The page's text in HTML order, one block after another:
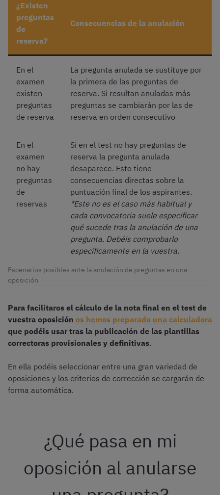
¿Existen
preguntas
de
reserva?
Consecuencias de la anulación
En el
examen
existen
preguntas
de reserva
La pregunta anulada se sustituye por
la primera de las preguntas de
reserva. Si resultan anuladas más
preguntas se cambiarán por las de
reserva en orden consecutivo
En el
examen
no hay
preguntas
de
reservas
Si en el test no hay preguntas de
reserva la pregunta anulada
desaparece. Esto tiene
consecuencias directas sobre la
puntuación final de los aspirantes.
*Este no es el caso más habitual y
cada convocatoria suele especificar
qué sucede tras la anulación de una
pregunta. Debéis comprobarlo
específicamente en la vuestra.
Escenarios posibles ante la anulación de preguntas en una
oposición
Para facilitaros el cálculo de la nota final en el test de
vuestra oposición os hemos preparado una calculadora
que podéis usar tras la publicación de las plantillas
correctoras provisionales y definitivas.
En ella podéis seleccionar entre una gran variedad de
oposiciones y los criterios de corrección se cargarán de
forma automática.
¿Qué pasa en mi
oposición al anularse